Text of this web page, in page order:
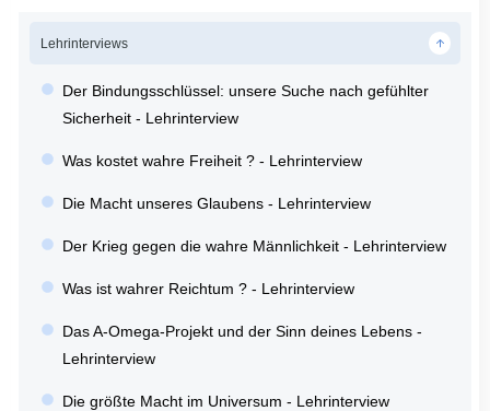
Lehrinterviews
Der Bindungsschlüssel: unsere Suche nach gefühlter
Sicherheit - Lehrinterview
Was kostet wahre Freiheit ? - Lehrinterview
Die Macht unseres Glaubens - Lehrinterview
Der Krieg gegen die wahre Männlichkeit - Lehrinterview
Was ist wahrer Reichtum ? - Lehrinterview
Das A-Omega-Projekt und der Sinn deines Lebens -
Lehrinterview
Die größte Macht im Universum - Lehrinterview